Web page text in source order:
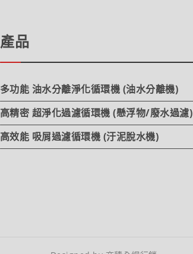
產品
多功能 油水分離淨化循環機 (油水分離機)
高精密 超淨化過濾循環機 (懸浮物/廢水過濾)
高效能 吸屑過濾循環機 (汙泥脫水機)